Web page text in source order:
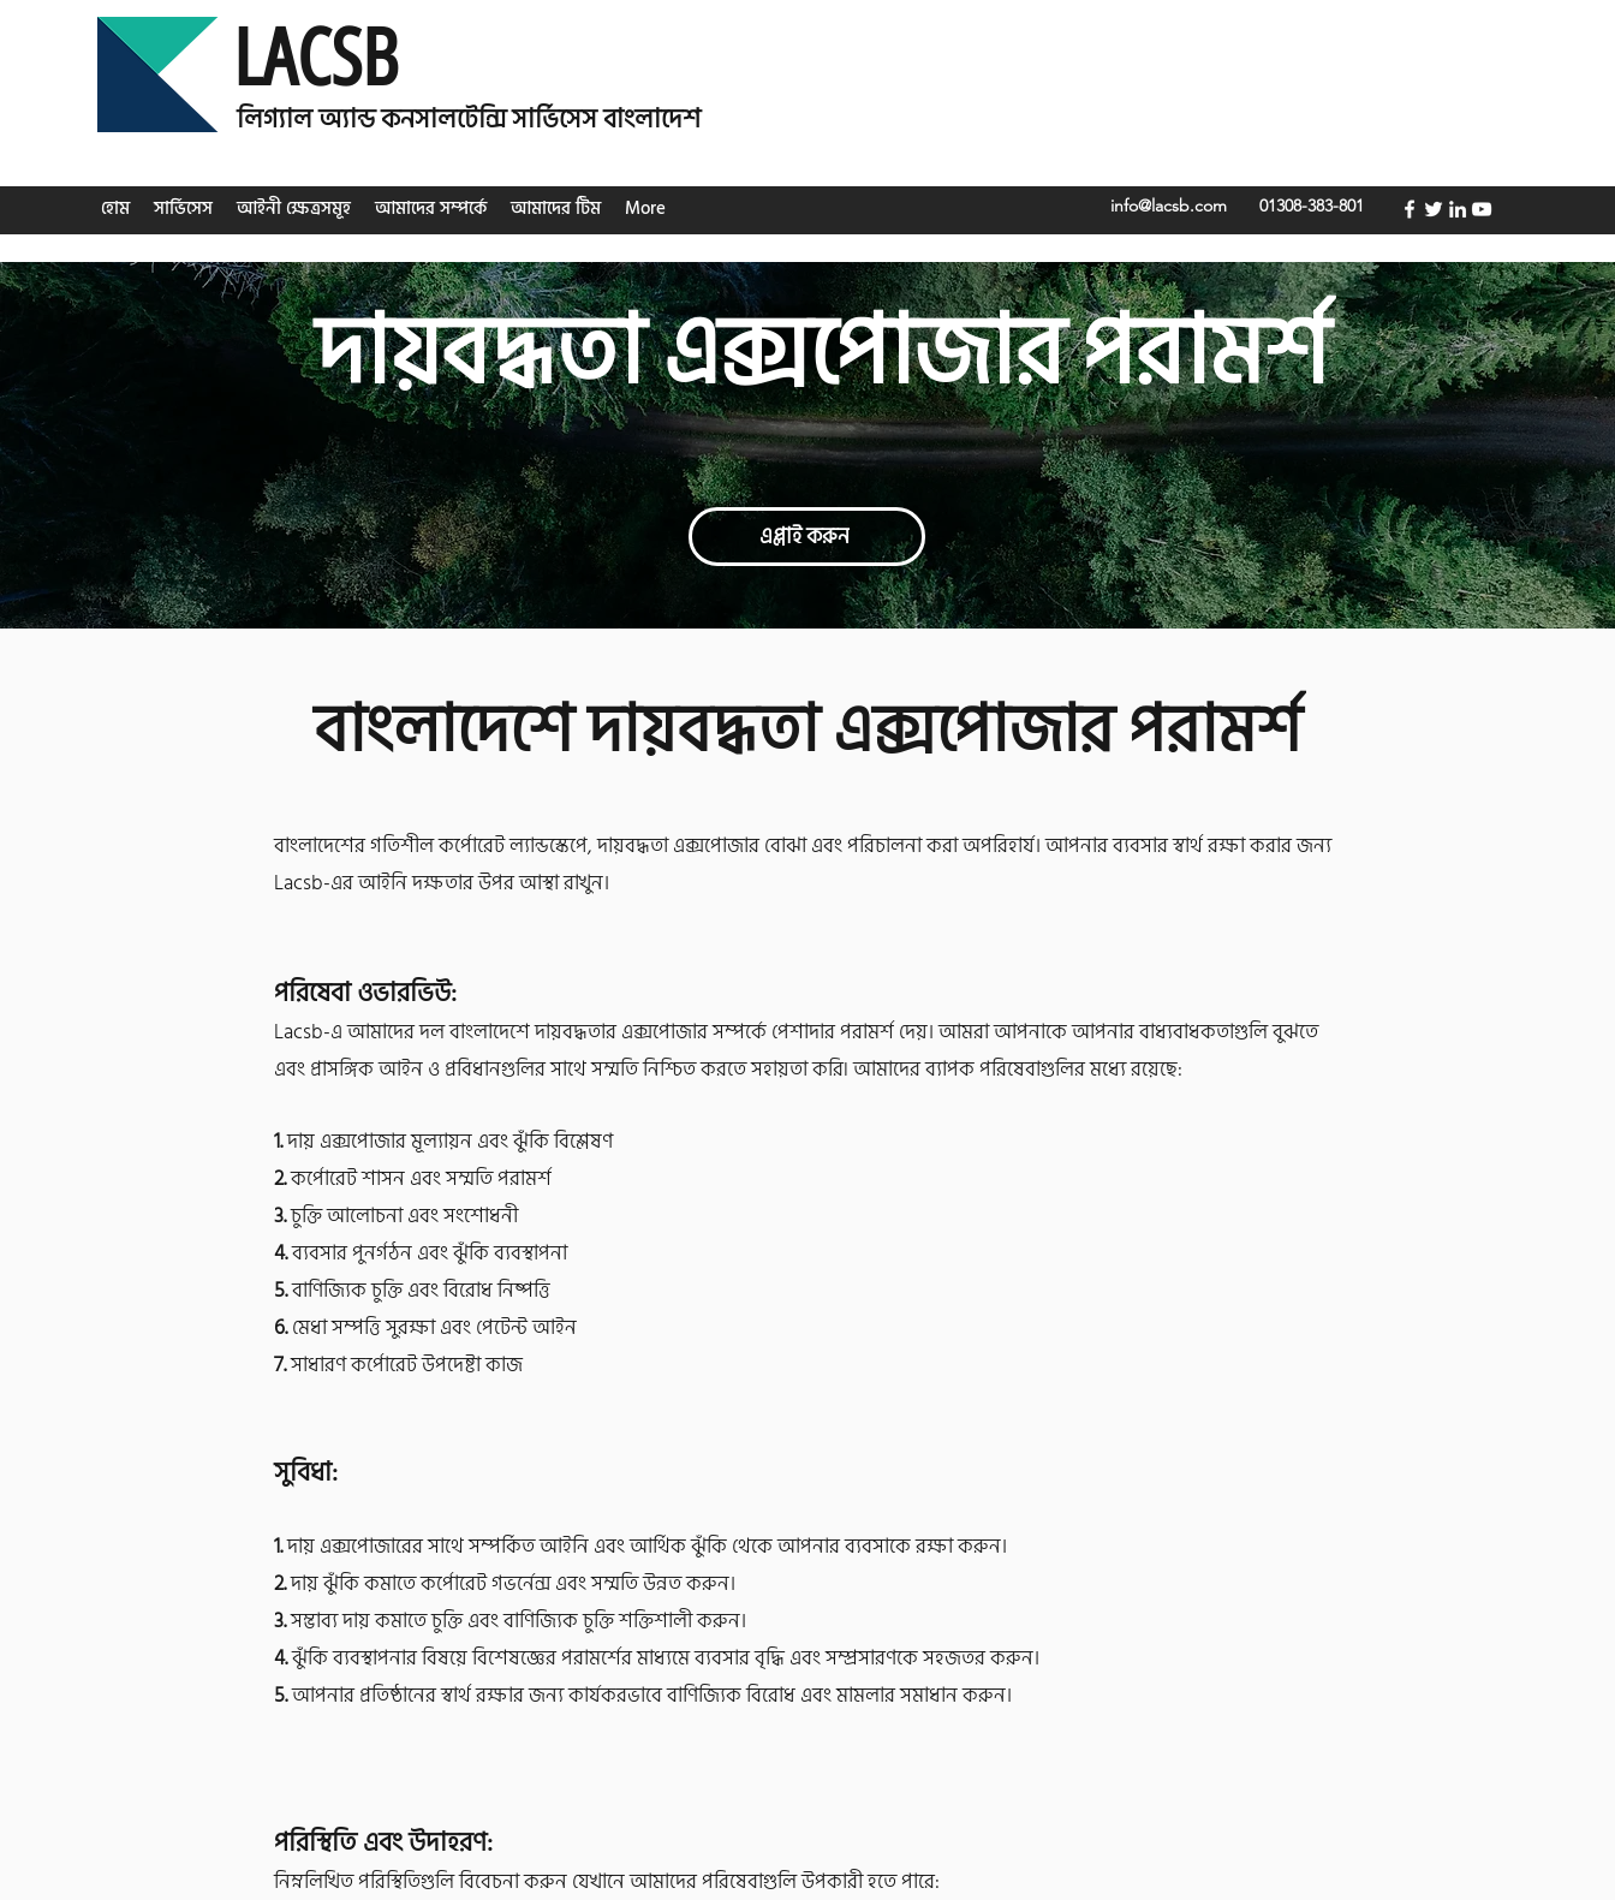
LACSB
লিগ্যাল অ্যান্ড কনসালটেন্সি সার্ভিসেস বাংলাদেশ
হোম সার্ভিসেস আইনী ক্ষেত্রসমূহ আমাদের সম্পর্কে আমাদের টিম More info@lacsb.com 01308-383-801
দায়বদ্ধতা এক্সপোজার পরামর্শ
এপ্লাই করুন
বাংলাদেশে দায়বদ্ধতা এক্সপোজার পরামর্শ
বাংলাদেশের গতিশীল কর্পোরেট ল্যান্ডস্কেপে, দায়বদ্ধতা এক্সপোজার বোঝা এবং পরিচালনা করা অপরিহার্য। আপনার ব্যবসার স্বার্থ রক্ষা করার জন্য
Lacsb-এর আইনি দক্ষতার উপর আস্থা রাখুন।
পরিষেবা ওভারভিউ:
Lacsb-এ আমাদের দল বাংলাদেশে দায়বদ্ধতার এক্সপোজার সম্পর্কে পেশাদার পরামর্শ দেয়। আমরা আপনাকে আপনার বাধ্যবাধকতাগুলি বুঝতে
এবং প্রাসঙ্গিক আইন ও প্রবিধানগুলির সাথে সম্মতি নিশ্চিত করতে সহায়তা করি৷ আমাদের ব্যাপক পরিষেবাগুলির মধ্যে রয়েছে:
1.দায় এক্সপোজার মূল্যায়ন এবং ঝুঁকি বিশ্লেষণ
2.কর্পোরেট শাসন এবং সম্মতি পরামর্শ
3.চুক্তি আলোচনা এবং সংশোধনী
4.ব্যবসার পুনর্গঠন এবং ঝুঁকি ব্যবস্থাপনা
5.বাণিজ্যিক চুক্তি এবং বিরোধ নিষ্পত্তি
6.মেধা সম্পত্তি সুরক্ষা এবং পেটেন্ট আইন
7.সাধারণ কর্পোরেট উপদেষ্টা কাজ
সুবিধা:
1.দায় এক্সপোজারের সাথে সম্পর্কিত আইনি এবং আর্থিক ঝুঁকি থেকে আপনার ব্যবসাকে রক্ষা করুন।
2.দায় ঝুঁকি কমাতে কর্পোরেট গভর্নেন্স এবং সম্মতি উন্নত করুন।
3.সম্ভাব্য দায় কমাতে চুক্তি এবং বাণিজ্যিক চুক্তি শক্তিশালী করুন।
4.ঝুঁকি ব্যবস্থাপনার বিষয়ে বিশেষজ্ঞের পরামর্শের মাধ্যমে ব্যবসার বৃদ্ধি এবং সম্প্রসারণকে সহজতর করুন।
5.আপনার প্রতিষ্ঠানের স্বার্থ রক্ষার জন্য কার্যকরভাবে বাণিজ্যিক বিরোধ এবং মামলার সমাধান করুন।
পরিস্থিতি এবং উদাহরণ:
নিম্নলিখিত পরিস্থিতিগুলি বিবেচনা করুন যেখানে আমাদের পরিষেবাগুলি উপকারী হতে পারে: